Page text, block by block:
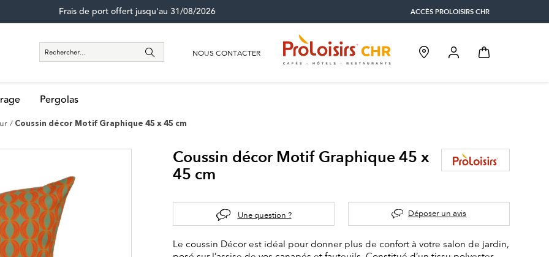
ACCÈS PROLOISIRS CHR
Frais de port offert jusqu'au 31/08/2026
NOUS CONTACTER
Pergolas
Coussin décor Motif Graphique 45 x 45 cm
Coussin décor Motif Graphique 45 x
45 cm
Une question ? Déposer un avis
Le coussin Décor est idéal pour donner plus de confort à votre salon de jardin,